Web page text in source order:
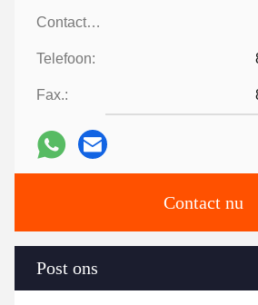
Contacten:
Telefoon:
Fax.:
Contact nu
Post ons